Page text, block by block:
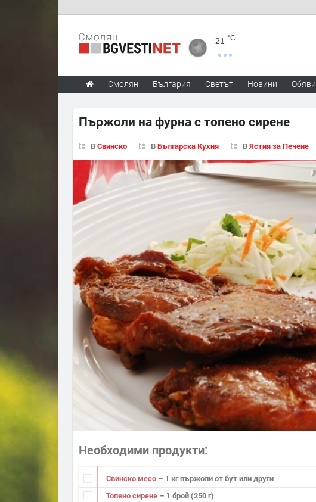
21 °C
Смолян България Светът Новини Обяви
Пържоли на фурна с топено сирене
ВСвинско ВБългарска Кухня ВЯстия за Печене
Необходими продукти
Свинско месо – 1 кг пържоли от бут или други
Топено сирене – 1 брой (250 г)